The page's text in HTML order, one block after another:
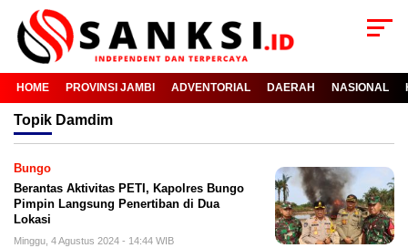
HOME PROVINSI JAMBI ADVENTORIAL DAERAH NASIONAL
Topik Damdim
Bungo
Berantas Aktivitas PETI, Kapolres Bungo
Pimpin Langsung Penertiban di Dua
Lokasi
Minggu, 4 Agustus 2024 - 14:44 WIB